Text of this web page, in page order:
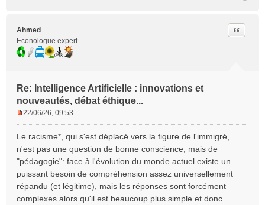
Ahmed
Econologue expert
Re: Intelligence Artificielle : innovations et
nouveautés, débat éthique...
Citer
s
s
a
g
e
22/06/26, 09:53
Le racisme*, qui s'est déplacé vers la figure de l'immigré,
n'est pas une question de bonne conscience, mais de
"pédagogie": face à l'évolution du monde actuel existe un
puissant besoin de compréhension assez universellement
répandu (et légitime), mais les réponses sont forcément
complexes alors qu'il est beaucoup plus simple et donc